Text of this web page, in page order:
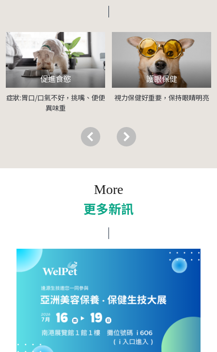
促進食慾
症狀:胃口/口氣不好，挑嘴、便便
異味重
護眼保健
視力保健好重要，保持眼睛明亮
More
更多新訊